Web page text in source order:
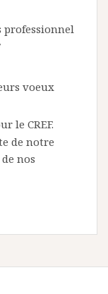
professionnel
voeux
le CREF.
de notre
nos